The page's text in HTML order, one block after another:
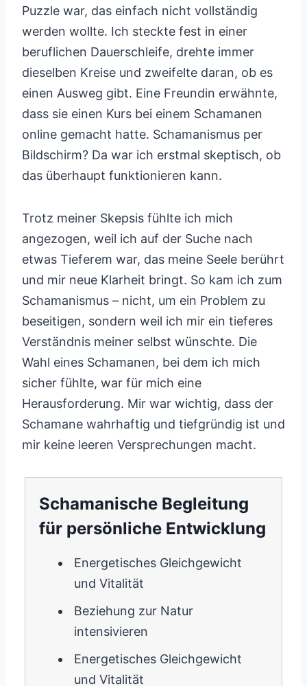
Puzzle war, das einfach nicht vollständig
werden wollte. Ich steckte fest in einer
beruflichen Dauerschleife, drehte immer
dieselben Kreise und zweifelte daran, ob es
einen Ausweg gibt. Eine Freundin erwähnte,
dass sie einen Kurs bei einem Schamanen
online gemacht hatte. Schamanismus per
Bildschirm? Da war ich erstmal skeptisch, ob
das überhaupt funktionieren kann.
Trotz meiner Skepsis fühlte ich mich
angezogen, weil ich auf der Suche nach
etwas Tieferem war, das meine Seele berührt
und mir neue Klarheit bringt. So kam ich zum
Schamanismus – nicht, um ein Problem zu
beseitigen, sondern weil ich mir ein tieferes
Verständnis meiner selbst wünschte. Die
Wahl eines Schamanen, bei dem ich mich
sicher fühlte, war für mich eine
Herausforderung. Mir war wichtig, dass der
Schamane wahrhaftig und tiefgründig ist und
mir keine leeren Versprechungen macht.
Schamanische Begleitung
für persönliche Entwicklung
Energetisches Gleichgewicht
und Vitalität
Beziehung zur Natur
intensivieren
Energetisches Gleichgewicht
und Vitalität